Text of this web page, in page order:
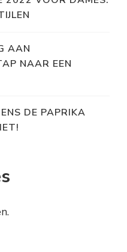
AAN
NAAR EEN
DE PAPRIKA